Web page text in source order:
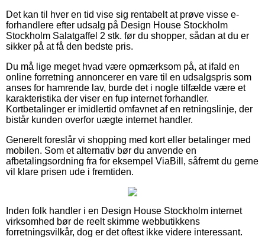
Det kan til hver en tid vise sig rentabelt at prøve visse e-
forhandlere efter udsalg på Design House Stockholm
Stockholm Salatgaffel 2 stk. før du shopper, sådan at du er
sikker på at få den bedste pris.
Du må lige meget hvad være opmærksom på, at ifald en
online forretning annoncerer en vare til en udsalgspris som
anses for hamrende lav, burde det i nogle tilfælde være et
karakteristika der viser en fup internet forhandler.
Kortbetalinger er imidlertid omfavnet af en retningslinje, der
bistår kunden overfor uægte internet handler.
Generelt foreslår vi shopping med kort eller betalinger med
mobilen. Som et alternativ bør du anvende en
afbetalingsordning fra for eksempel ViaBill, såfremt du gerne
vil klare prisen ude i fremtiden.
Inden folk handler i en Design House Stockholm internet
virksomhed bør de reelt skimme webbutikkens
forretningsvilkår, dog er det oftest ikke videre interessant.